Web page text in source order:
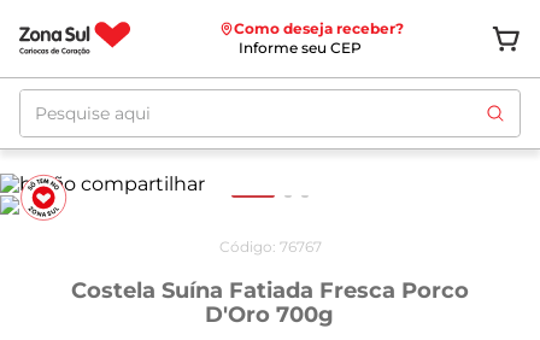
Como deseja receber?
Informe seu CEP
Pesquise aqui
Código: 76767
Costela Suína Fatiada Fresca Porco
D'Oro 700g